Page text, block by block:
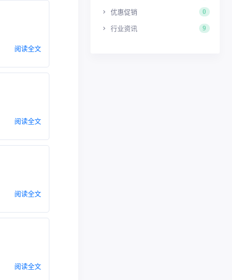
阅读全文
阅读全文
阅读全文
阅读全文
优惠促销 0
行业资讯 9